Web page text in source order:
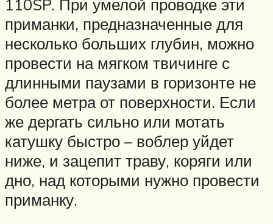
110SP. При умелой проводке эти
приманки, предназначенные для
несколько больших глубин, можно
провести на мягком твичинге с
длинными паузами в горизонте не
более метра от поверхности. Если
же дергать сильно или мотать
катушку быстро – воблер уйдет
ниже, и зацепит траву, коряги или
дно, над которыми нужно провести
приманку.